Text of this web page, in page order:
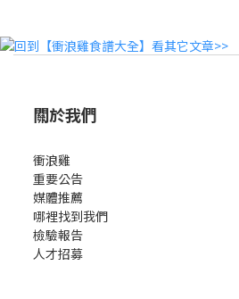
關於我們
衝浪雞
重要公告
媒體推薦
哪裡找到我們
檢驗報告
人才招募